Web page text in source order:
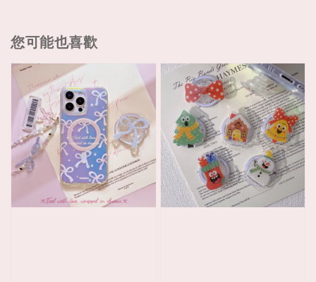
您可能也喜歡